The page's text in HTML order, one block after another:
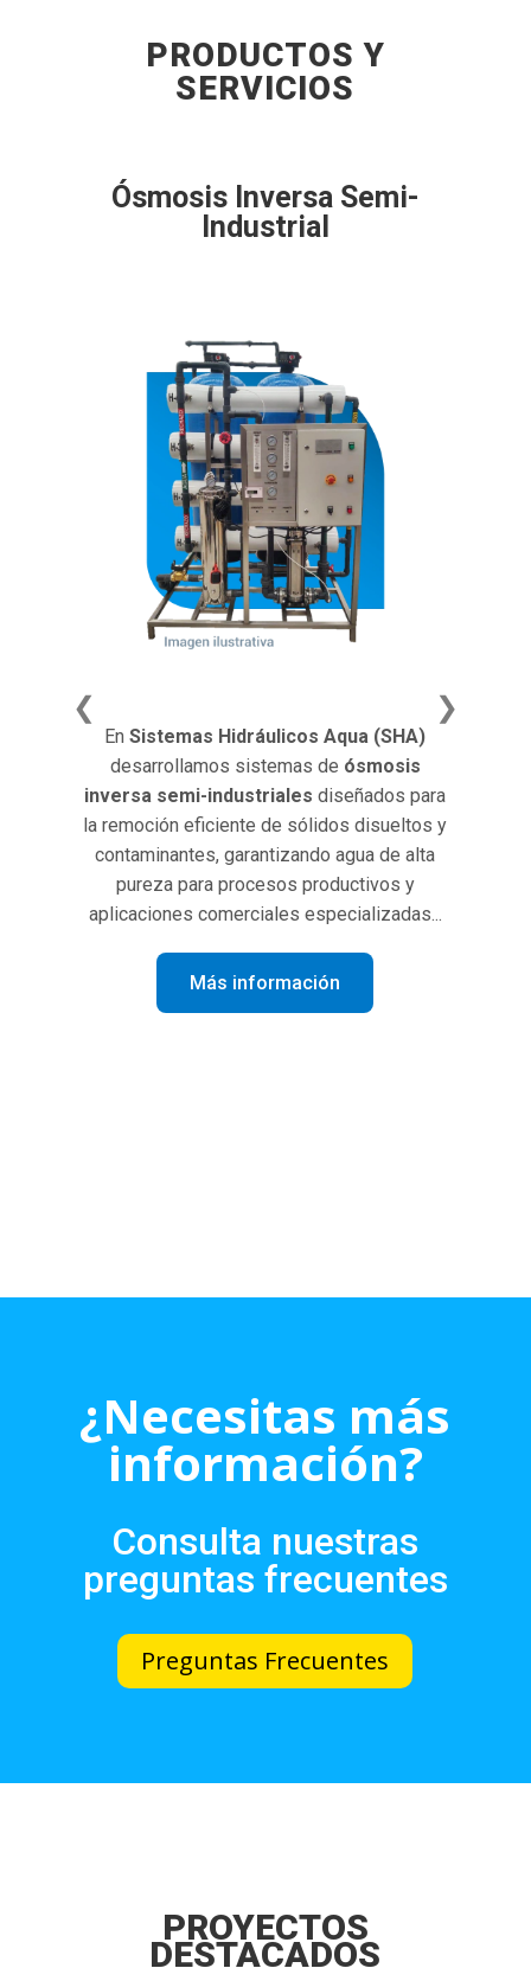
PRODUCTOS Y
SERVICIOS
Ósmosis Inversa Semi-
Industrial
EnSistemas Hidráulicos Aqua (SHA)
desarrollamos sistemas de ósmosis
inversa semi-industriales diseñados para
la remoción eficiente de sólidos disueltos y
contaminantes, garantizando agua de alta
pureza para procesos productivos y
aplicaciones comerciales especializadas...
Más información
❮ ❯
¿Necesitas más
información?
Consulta nuestras
preguntas frecuentes
Preguntas Frecuentes
PROYECTOS
DESTACADOS